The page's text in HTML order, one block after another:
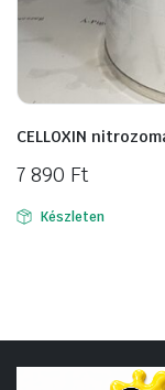
CELLOXIN
7 890 Ft
Készleten